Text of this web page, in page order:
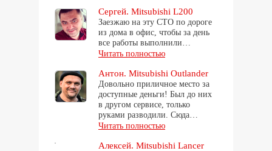
Сергей. Mitsubishi L200
Заезжаю на эту СТО по дороге
из дома в офис, чтобы за день
все работы выполнили…
Читать полностью
Антон. Mitsubishi Outlander
Довольно приличное место за
доступные деньги! Был до них
в другом сервисе, только
руками разводили. Сюда…
Читать полностью
Алексей. Mitsubishi Lancer